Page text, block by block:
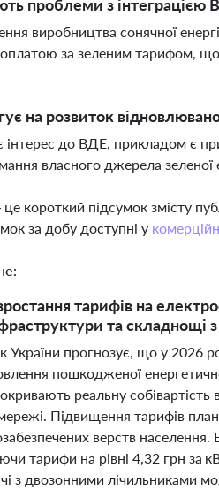
проблеми з інтеграцією
виробництва сонячної
за зеленим тарифом, що
на розвиток
інтерес до ВДЕ, прикладом є
власного джерела зеленої
короткий підсумок змісту
за добу доступні у
тарифів на
та складнощі
України прогнозує, що у 2026
пошкодженої
реальну
Підвищення тарифів
верств
тарифи на рівні 4,32 грн за
з двозонними лічильниками